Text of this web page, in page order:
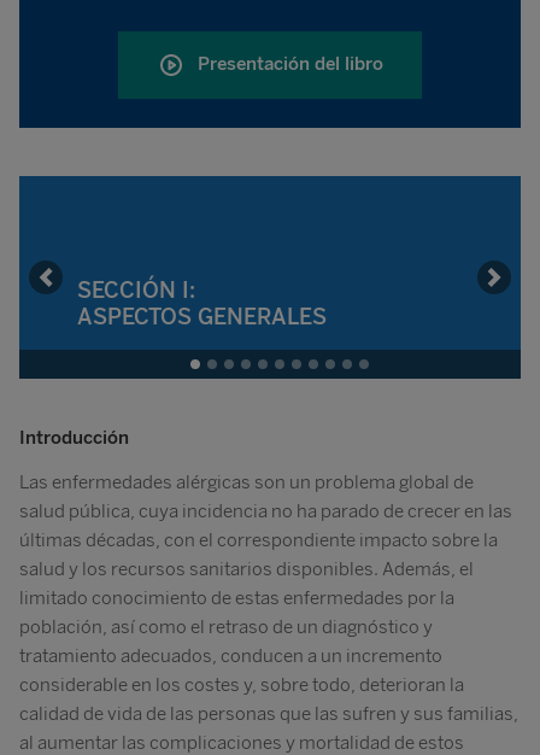
Presentación del libro
SECCIÓN I:
ASPECTOS GENERALES
Previous Next
Introducción
Las enfermedades alérgicas son un problema global de
salud pública, cuya incidencia no ha parado de crecer en las
últimas décadas, con el correspondiente impacto sobre la
salud y los recursos sanitarios disponibles. Además, el
limitado conocimiento de estas enfermedades por la
población, así como el retraso de un diagnóstico y
tratamiento adecuados, conducen a un incremento
considerable en los costes y, sobre todo, deterioran la
calidad de vida de las personas que las sufren y sus familias,
al aumentar las complicaciones y mortalidad de estos